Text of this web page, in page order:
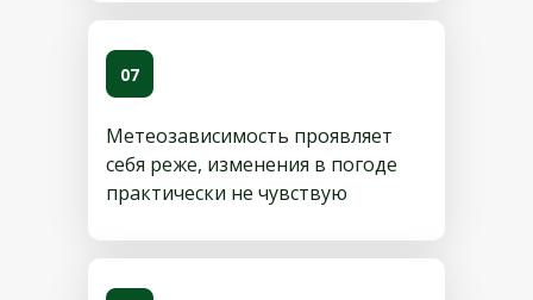
Метеозависимость проявляет
себя реже, изменения в погоде
практически не чувствую
07